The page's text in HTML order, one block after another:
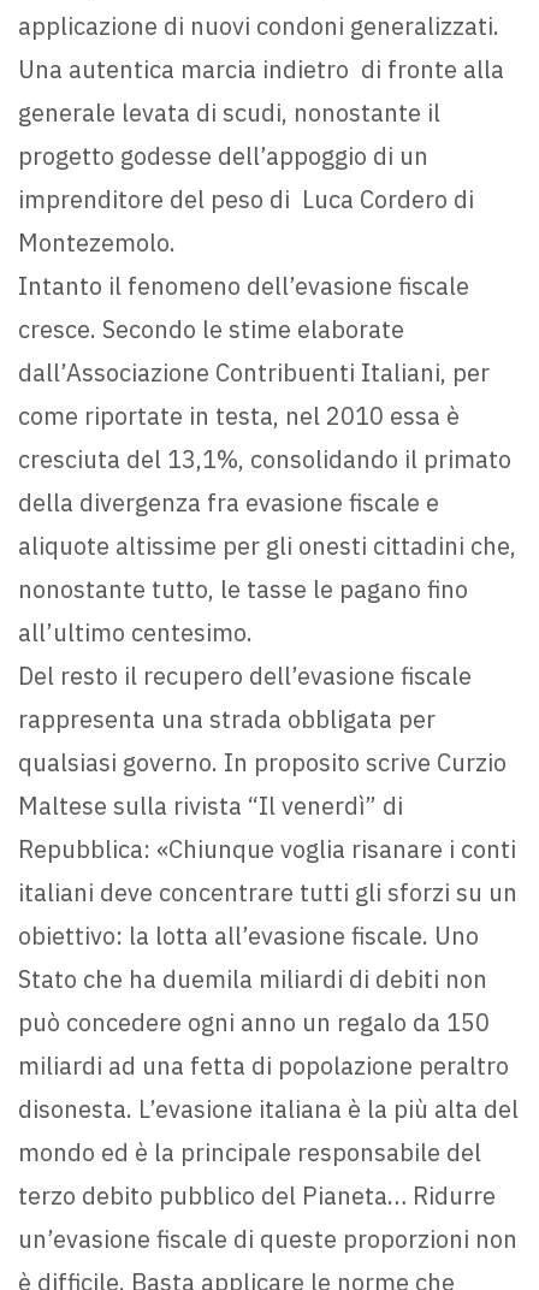
applicazione di nuovi condoni generalizzati.
Una autentica marcia indietro di fronte alla
generale levata di scudi, nonostante il
progetto godesse dell’appoggio di un
imprenditore del peso di Luca Cordero di
Montezemolo.
Intanto il fenomeno dell’evasione fiscale
cresce. Secondo le stime elaborate
dall’Associazione Contribuenti Italiani, per
come riportate in testa, nel 2010 essa è
cresciuta del 13,1%, consolidando il primato
della divergenza fra evasione fiscale e
aliquote altissime per gli onesti cittadini che,
nonostante tutto, le tasse le pagano fino
all’ultimo centesimo.
Del resto il recupero dell’evasione fiscale
rappresenta una strada obbligata per
qualsiasi governo. In proposito scrive Curzio
Maltese sulla rivista “Il venerdì” di
Repubblica: «Chiunque voglia risanare i conti
italiani deve concentrare tutti gli sforzi su un
obiettivo: la lotta all’evasione fiscale. Uno
Stato che ha duemila miliardi di debiti non
può concedere ogni anno un regalo da 150
miliardi ad una fetta di popolazione peraltro
disonesta. L’evasione italiana è la più alta del
mondo ed è la principale responsabile del
terzo debito pubblico del Pianeta… Ridurre
un’evasione fiscale di queste proporzioni non
è difficile. Basta applicare le norme che